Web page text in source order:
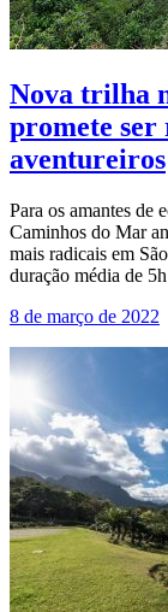
Nova trilha
promete ser
aventureiros
Para os amantes de
Caminhos do Mar
mais radicais em
duração média de
8 de março de 2022